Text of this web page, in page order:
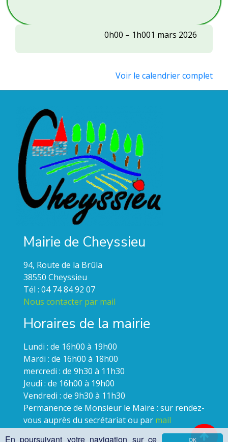
OK
En poursuivant votre navigation sur ce
AS
:
0h00 – 1h001 mars 2026
Voir le calendrier complet
Mairie de Cheyssieu
94, Route de la Brûla
38550 Cheyssieu
Tél : 04 74 84 92 07
Nous contacter par mail
Horaires de la mairie
Lundi : de 16h00 à 19h00
Mardi : de 16h00 à 18h00
mercredi : de 9h30 à 11h30
Jeudi : de 16h00 à 19h00
Vendredi : de 9h30 à 11h30
Permanence de Monsieur le Maire : sur rendez-
vous auprès du secrétariat ou par mail